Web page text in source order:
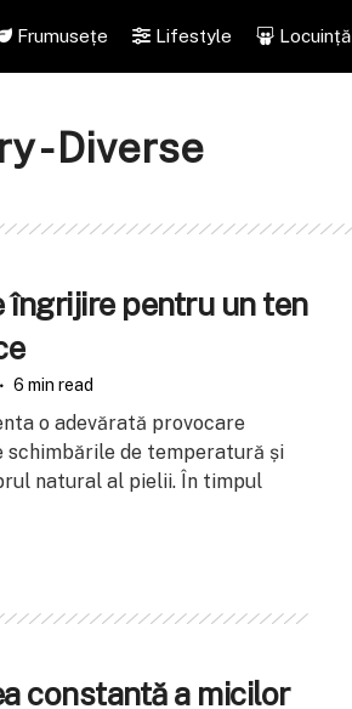
Frumusețe Lifestyle Locuință
- Diverse
îngrijire pentru un ten
6 min read
o adevărată provocare
schimbările de temperatură și
natural al pielii. În timpul
constantă a micilor